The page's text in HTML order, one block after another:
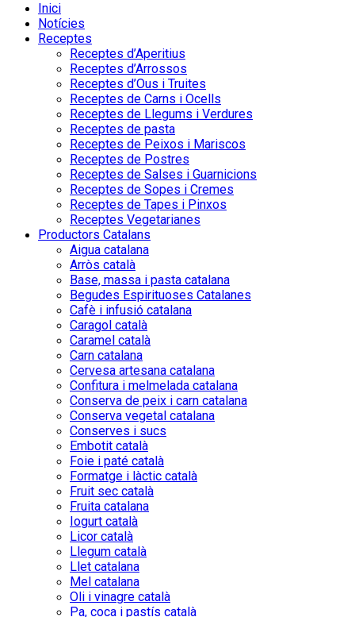
Inici
Notícies
Receptes
Receptes d’Aperitius
Receptes d’Arrossos
Receptes d’Ous i Truites
Receptes de Carns i Ocells
Receptes de Llegums i Verdures
Receptes de pasta
Receptes de Peixos i Mariscos
Receptes de Postres
Receptes de Salses i Guarnicions
Receptes de Sopes i Cremes
Receptes de Tapes i Pinxos
Receptes Vegetarianes
Productors Catalans
Aigua catalana
Arròs català
Base, massa i pasta catalana
Begudes Espirituoses Catalanes
Cafè i infusió catalana
Caragol català
Caramel català
Carn catalana
Cervesa artesana catalana
Confitura i melmelada catalana
Conserva de peix i carn catalana
Conserva vegetal catalana
Conserves i sucs
Embotit català
Foie i paté català
Formatge i làctic català
Fruit sec català
Fruita catalana
Iogurt català
Licor català
Llegum català
Llet catalana
Mel catalana
Oli i vinagre català
Pa, coca i pastís català